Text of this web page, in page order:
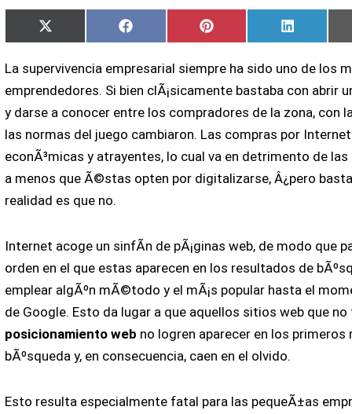
Compartir
en
X
(Twitter)
Compartir
en
Facebook
Compartir
en
Pinterest
Compartir
en
LinkedIn
La supervivencia empresarial siempre ha sido uno de los
emprendedores. Si bien clÃ¡sicamente bastaba con abrir
y darse a conocer entre los compradores de la zona, con
las normas del juego cambiaron. Las compras por
econÃ³micas y atrayentes, lo cual va en detrimento de
a menos que Ã©stas opten por digitalizarse, Â¿pero
realidad es que no.
Internet acoge un sinfÃ­n de pÃ¡ginas web, de modo que
orden en el que estas aparecen en los resultados de
emplear algÃºn mÃ©todo y el mÃ¡s popular hasta el
de Google. Esto da lugar a que aquellos sitios web que no
posicionamiento web no logren aparecer en los
bÃºsqueda y, en consecuencia, caen en el olvido.
Esto resulta especialmente fatal para las pequeÃ±as